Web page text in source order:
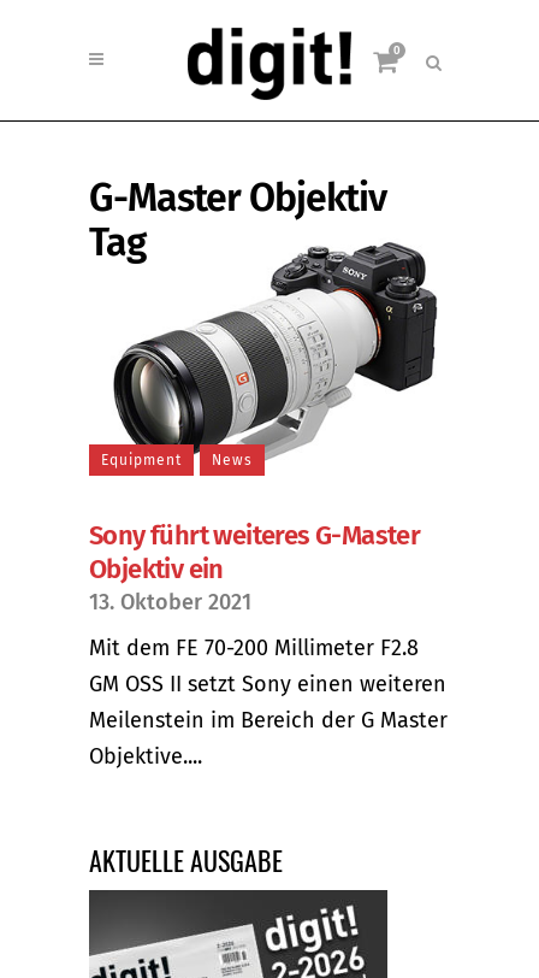
0
G-Master Objektiv
Tag
Equipment News
Sony führt weiteres G-Master
Objektiv ein
13. Oktober 2021
Mit dem FE 70-200 Millimeter F2.8
GM OSS II setzt Sony einen weiteren
Meilenstein im Bereich der G Master
Objektive....
AKTUELLE AUSGABE